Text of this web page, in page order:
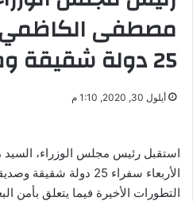
مصطفى الكاظمي
25 دولة شقيقة وصديقة
أيلول 30, 2020, 1:10 م
استقبل رئيس مجلس الوزراء،
الأربعاء سفراء 25 دولة
التطورات الأخيرة فيما يتعلق بأمن